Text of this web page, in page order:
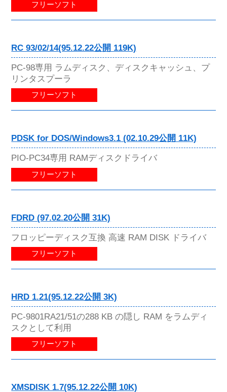
フリーソフト
RC 93/02/14(95.12.22公開 119K)
PC-98専用 ラムディスク、ディスクキャッシュ、プ
リンタスプーラ
フリーソフト
PDSK for DOS/Windows3.1 (02.10.29公開 11K)
PIO-PC34専用 RAMディスクドライバ
フリーソフト
FDRD (97.02.20公開 31K)
フロッピーディスク互換 高速 RAM DISK ドライバ
フリーソフト
HRD 1.21(95.12.22公開 3K)
PC-9801RA21/51の288 KB の隠し RAM をラムディ
スクとして利用
フリーソフト
XMSDISK 1.7(95.12.22公開 10K)